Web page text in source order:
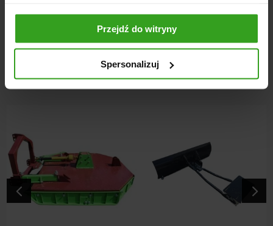
Przejdź do witryny
Spersonalizuj
Zaczep: kulowy ISO 50
NASI KLIENCI WYBIERALI RÓWNIEŻ
4 5